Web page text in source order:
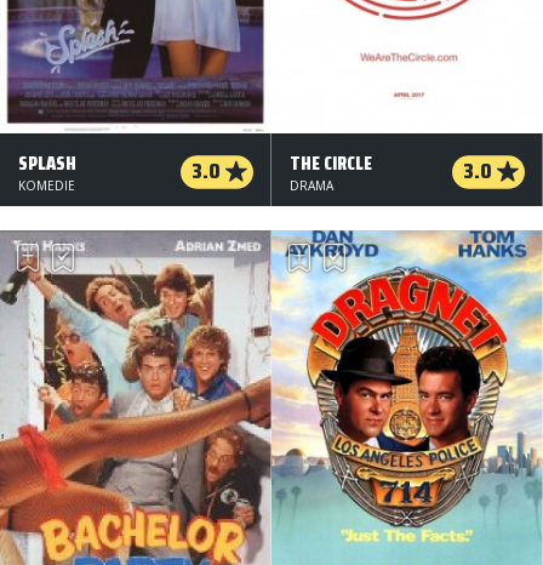
SPLASH 3.0
KOMEDIE
THE CIRCLE 3.0
DRAMA